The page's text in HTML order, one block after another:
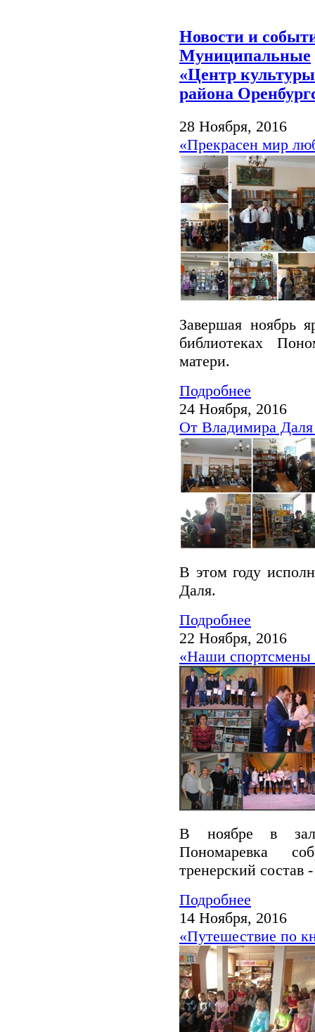
Новости и
Муниципальные
«Центр
района
28 Ноября, 2016
«Прекрасен мир
Завершая ноябрь
библиотеках
матери.
Подробнее
24 Ноября, 2016
От Владимира
В этом году
Даля.
Подробнее
22 Ноября, 2016
«Наши спортсмены
В ноябре в
Пономаревка
тренерский состав
Подробнее
14 Ноября, 2016
«Путешествие по